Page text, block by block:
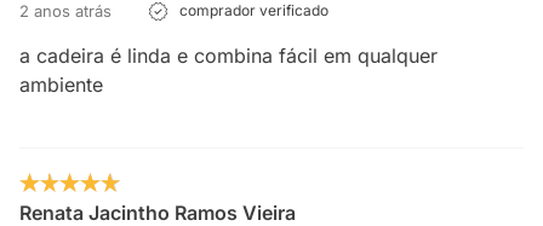
2 anos atrás comprador verificado
a cadeira é linda e combina fácil em qualquer
ambiente
Renata Jacintho Ramos Vieira